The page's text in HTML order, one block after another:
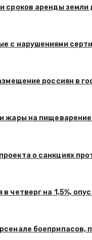
сроков аренды земли
с нарушениями
россиян в
жары на
о санкциях
четверг на 1,5%,